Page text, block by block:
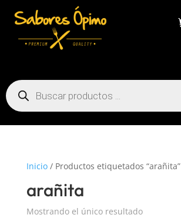
Búsqueda
de
productos
Inicio/ Productos etiquetados “arañita”
arañita
Mostrando el único resultado